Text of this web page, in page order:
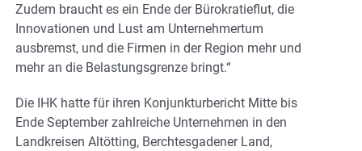
Zudem braucht es ein Ende der Bürokratieflut, die
Innovationen und Lust am Unternehmertum
ausbremst, und die Firmen in der Region mehr und
mehr an die Belastungsgrenze bringt.“
Die IHK hatte für ihren Konjunkturbericht Mitte bis
Ende September zahlreiche Unternehmen in den
Landkreisen Altötting, Berchtesgadener Land,